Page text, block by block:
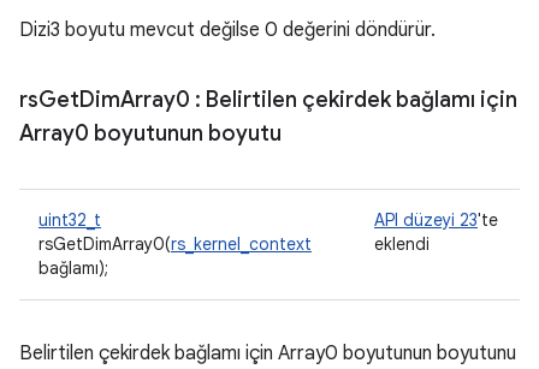
Dizi3 boyutu mevcut değilse 0 değerini döndürür.
rsGetDimArray0 : Belirtilen çekirdek bağlamı için
Array0 boyutunun boyutu
uint32_t
rsGetDimArray0(rs_kernel_context
bağlamı);
API düzeyi 23'te
eklendi
Belirtilen çekirdek bağlamı için Array0 boyutunun boyutunu